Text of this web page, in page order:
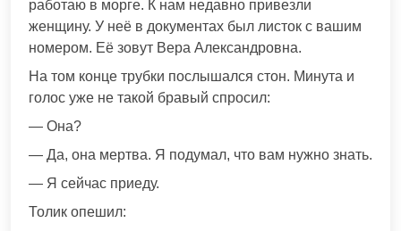
работаю в морге. К нам недавно привезли
женщину. У неё в документах был листок с вашим
номером. Её зовут Вера Александровна.
На том конце трубки послышался стон. Минута и
голос уже не такой бравый спросил:
— Она?
— Да, она мертва. Я подумал, что вам нужно знать.
— Я сейчас приеду.
Толик опешил: